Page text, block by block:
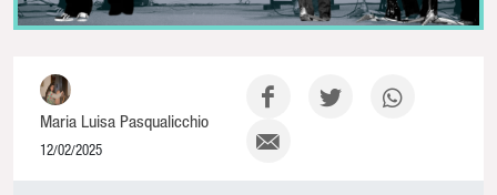
Maria Luisa Pasqualicchio
12/02/2025